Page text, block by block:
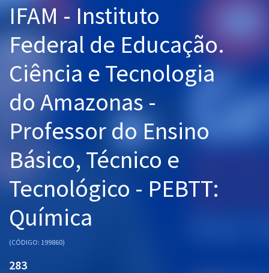
Cursos 20% OFF
Pós
Graduação
OAB
Mentorias
Questões grátis
Conteúdo gratuito
Aprovados
IFAM - Instituto
Federal de Educação.
Ciência e Tecnologia
do Amazonas -
Professor do Ensino
Básico, Técnico e
Tecnológico - PEBTT:
Química
(CÓDIGO: 199860)
283